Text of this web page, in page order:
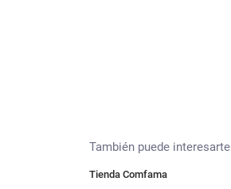
También puede interesarte
Tienda Comfama